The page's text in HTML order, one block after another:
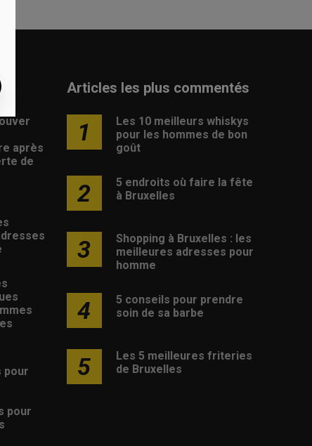
après
de
pour
pour
Articles les plus commentés
1
Les 10 meilleurs whiskys
pour les hommes de bon
goût
2
5 endroits où faire la fête
à Bruxelles
3
Shopping à Bruxelles : les
meilleures adresses pour
homme
4
5 conseils pour prendre
soin de sa barbe
5
Les 5 meilleures friteries
de Bruxelles